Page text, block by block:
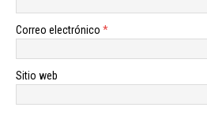
Correo electrónico *
Sitio web